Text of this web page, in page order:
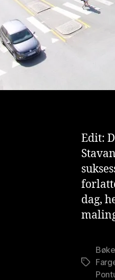
Edit:
dag,
Stikkord